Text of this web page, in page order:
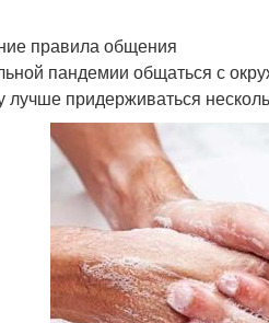
правила общения
пандемии общаться с
лучше придерживаться